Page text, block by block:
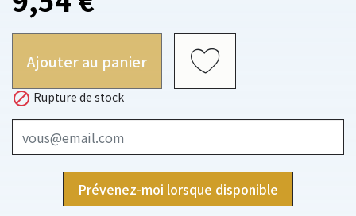
Ajouter au panier
 Rupture de stock
Prévenez-moi lorsque disponible